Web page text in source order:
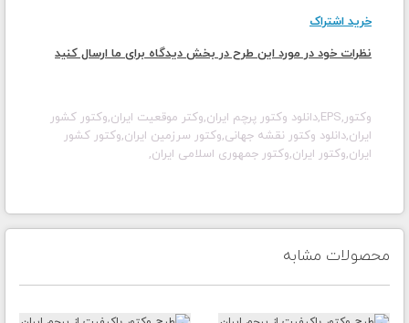
خرید اشتراک
نظرات خود در مورد این طرح در بخش دیدگاه برای ما ارسال کنید
وکتور,EPS,دانلود وکتور پرچم ایران,وکتر موقعیت ایران,وکتور کشور
ایران,دانلود وکتور نقشه جهانی,وکتور سرزمین ایران,وکتور کشور
ایران,وکتور ایران,وکتور جمهوری اسلامی ایران,
محصولات مشابه